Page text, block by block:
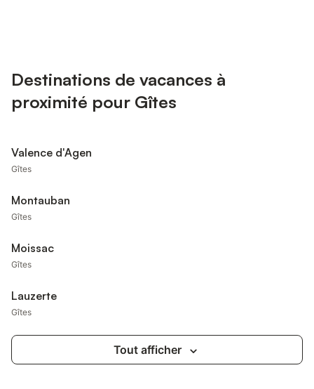
Destinations de vacances à
proximité pour Gîtes
Valence d'Agen
Gîtes
Montauban
Gîtes
Moissac
Gîtes
Lauzerte
Gîtes
Tout afficher